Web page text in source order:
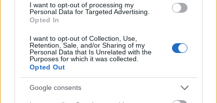
I want to opt-out of processing my
Personal Data for Targeted Advertising.
Opted In
I want to opt-out of Collection, Use,
Retention, Sale, and/or Sharing of my
Personal Data that Is Unrelated with the
Purposes for which it was collected.
Opted Out
Google consents